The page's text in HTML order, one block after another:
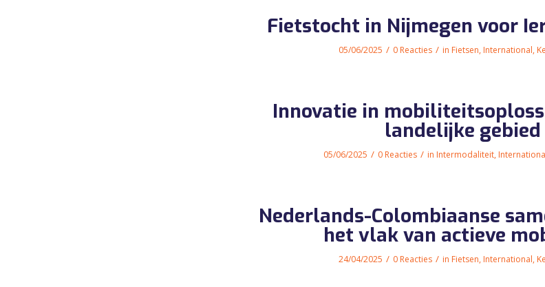
Fietstocht in Nijmegen voor
05/06/2025 / 0 Reacties / in Fietsen, International,
Innovatie in
landelijke gebied
05/06/2025 / 0 Reacties / in Intermodaliteit,
Nederlands-Colombiaanse
het vlak van actieve
24/04/2025 / 0 Reacties / in Fietsen, International,